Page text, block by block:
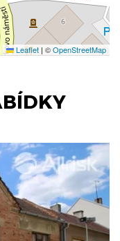
Leaflet | ©OpenStreetMap